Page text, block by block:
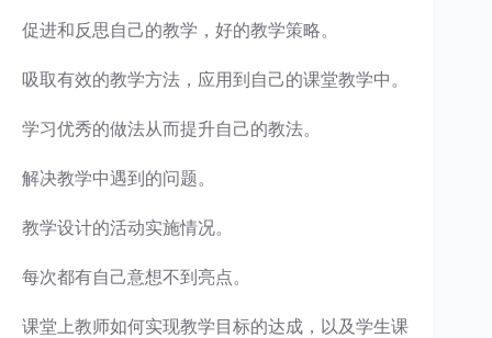
促进和反思自己的教学，好的教学策略。
吸取有效的教学方法，应用到自己的课堂教学中。
学习优秀的做法从而提升自己的教法。
解决教学中遇到的问题。
教学设计的活动实施情况。
每次都有自己意想不到亮点。
课堂上教师如何实现教学目标的达成，以及学生课